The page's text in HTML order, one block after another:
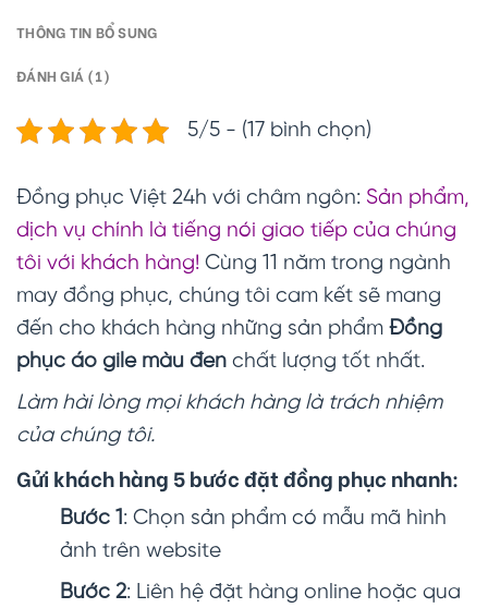
THÔNG TIN BỔ SUNG
ĐÁNH GIÁ (1)
5/5 - (17 bình chọn)
Đồng phục Việt 24h với châm ngôn: Sản phẩm,
dịch vụ chính là tiếng nói giao tiếp của chúng
tôi với khách hàng! Cùng 11 năm trong ngành
may đồng phục, chúng tôi cam kết sẽ mang
đến cho khách hàng những sản phẩm Đồng
phục áo gile màu đen chất lượng tốt nhất.
Làm hài lòng mọi khách hàng là trách nhiệm
của chúng tôi.
Gửi khách hàng 5 bước đặt đồng phục nhanh:
Bước 1: Chọn sản phẩm có mẫu mã hình
ảnh trên website
Bước 2: Liên hệ đặt hàng online hoặc qua